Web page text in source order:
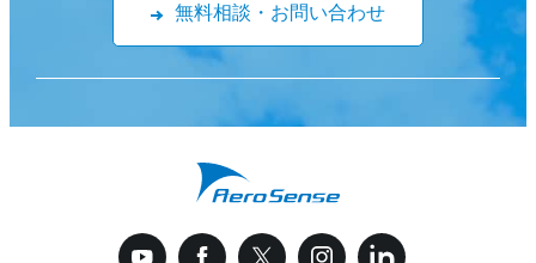
無料相談・お問い合わせ